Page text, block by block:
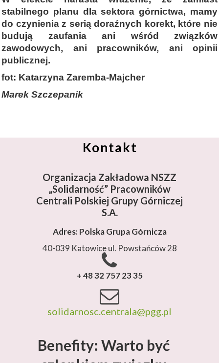
stabilnego planu dla sektora górnictwa, mamy
do czynienia z serią doraźnych korekt, które nie
budują zaufania ani wśród związków
zawodowych, ani pracowników, ani opinii
publicznej.
fot: Katarzyna Zaremba-Majcher
Marek Szczepanik
Benefity: Warto być
Kontakt
solidarnosc.centrala@pgg.pl
+ 48 32 757 23 35
Adres: Polska Grupa Górnicza
40-039 Katowice ul. Powstańców 28
Organizacja Zakładowa NSZZ
„Solidarność” Pracowników
Centrali Polskiej Grupy Górniczej
S.A.